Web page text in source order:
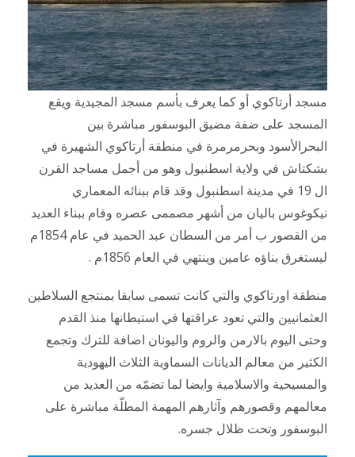
مسجد أرتاكوي أو كما يعرف بأسم مسجد المجيدية ويقع
المسجد على ضفة مضيق البوسفور مباشرة بين
البحرالأسود وبحرمرمرة في منطقة أرتاكوي الشهيرة في
بشكتاش في ولاية اسطنبول وهو من أجمل مساجد القرن
ال 19 في مدينة اسطنبول وقد قام ببنائه المعماري
نيكوغوس باليان من أشهر مصممى عصره وقام ببناء العديد
من القصور ب أمر من السطان عبد الحميد في عام 1854م
ليستغرق بناؤه عامين وينتهي في العام 1856م .
منطقة اورتاكوي والتي كانت تسمى سابقا بمنتجع السلاطين
العثمانيين والتي تعود عراقتها في استيطانها منذ القدم
وحتى اليوم بالارمن والروم واليونان اضافة للترك وتجمع
الكثير من معالم الديانات السماوية الثلاث اليهودية
والمسيحية والاسلامية وايضا لما تضمّه من العديد من
معالمهم وقصورهم وآثارهم المهمة المطلّة مباشرة على
البوسفور وتحت ظلال جسره.